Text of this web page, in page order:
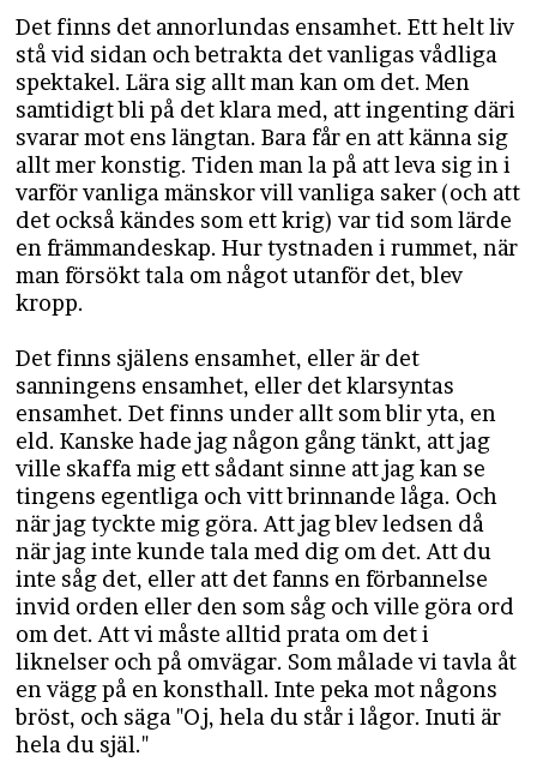
Det finns det annorlundas ensamhet. Ett helt liv
stå vid sidan och betrakta det vanligas vådliga
spektakel. Lära sig allt man kan om det. Men
samtidigt bli på det klara med, att ingenting däri
svarar mot ens längtan. Bara får en att känna sig
allt mer konstig. Tiden man la på att leva sig in i
varför vanliga mänskor vill vanliga saker (och att
det också kändes som ett krig) var tid som lärde
en främmandeskap. Hur tystnaden i rummet, när
man försökt tala om något utanför det, blev
kropp.
Det finns själens ensamhet, eller är det
sanningens ensamhet, eller det klarsyntas
ensamhet. Det finns under allt som blir yta, en
eld. Kanske hade jag någon gång tänkt, att jag
ville skaffa mig ett sådant sinne att jag kan se
tingens egentliga och vitt brinnande låga. Och
när jag tyckte mig göra. Att jag blev ledsen då
när jag inte kunde tala med dig om det. Att du
inte såg det, eller att det fanns en förbannelse
invid orden eller den som såg och ville göra ord
om det. Att vi måste alltid prata om det i
liknelser och på omvägar. Som målade vi tavla åt
en vägg på en konsthall. Inte peka mot någons
bröst, och säga "Oj, hela du står i lågor. Inuti är
hela du själ."